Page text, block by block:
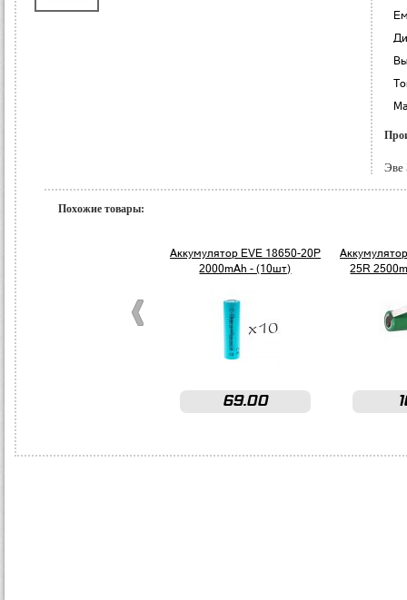
Эве
Похожие товары:
Аккумулятор EVE 18650-20P
2000mAh - (10шт)
69.00
25R